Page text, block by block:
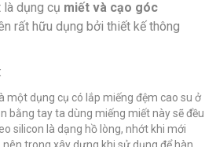
dụng cụ miết và cạo góc
rất hữu dụng bởi thiết kế thông
một dụng cụ có lắp miếng đệm cao su ở
bằng tay ta dùng miếng miết này sẽ đều
silicon là dạng hồ lòng, nhớt khi mới